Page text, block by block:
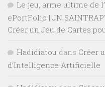
Le jeu, arme ultime de
ePortFolio | JN
Créer un Jeu de Cartes
Hadidiatou dans Créer
d’Intelligence Artificielle